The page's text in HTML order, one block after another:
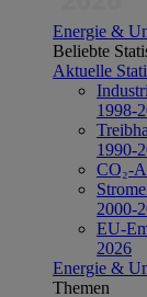
Energie &
Beliebte
Aktuelle
1998-
1990-
CO₂-
2000-
EU-
2026
Energie &
Themen